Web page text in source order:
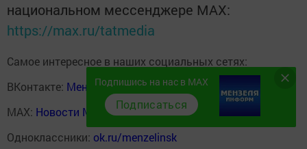
национальном мессенджере MАХ:
https://max.ru/tatmedia
Самое интересное в наших социальных сетях:
ВКонтакте: Мензелинск news - Мензеля-информ
MAX: Новости Мензелинска - Мензеля онлайн
Одноклассники: ok.ru/menzelinsk
Подпишись на нас в MAX
Подписаться